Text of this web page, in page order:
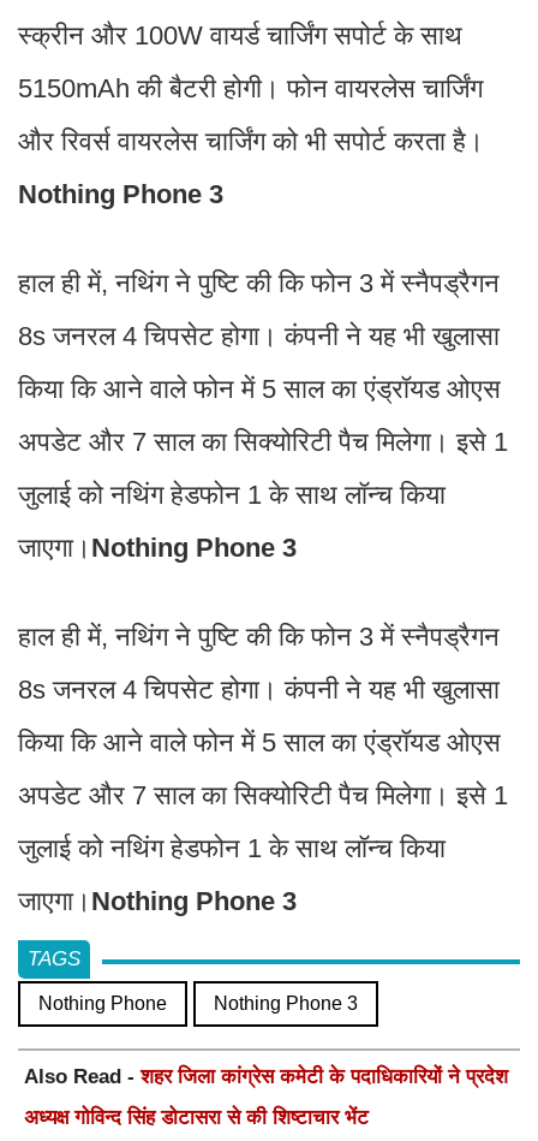
स्क्रीन और 100W वायर्ड चार्जिंग सपोर्ट के साथ
5150mAh की बैटरी होगी। फोन वायरलेस चार्जिंग
और रिवर्स वायरलेस चार्जिंग को भी सपोर्ट करता है।
Nothing Phone 3
हाल ही में, नथिंग ने पुष्टि की कि फोन 3 में स्नैपड्रैगन
8s जनरल 4 चिपसेट होगा। कंपनी ने यह भी खुलासा
किया कि आने वाले फोन में 5 साल का एंड्रॉयड ओएस
अपडेट और 7 साल का सिक्योरिटी पैच मिलेगा। इसे 1
जुलाई को नथिंग हेडफोन 1 के साथ लॉन्च किया
जाएगा। Nothing Phone 3
हाल ही में, नथिंग ने पुष्टि की कि फोन 3 में स्नैपड्रैगन
8s जनरल 4 चिपसेट होगा। कंपनी ने यह भी खुलासा
किया कि आने वाले फोन में 5 साल का एंड्रॉयड ओएस
अपडेट और 7 साल का सिक्योरिटी पैच मिलेगा। इसे 1
जुलाई को नथिंग हेडफोन 1 के साथ लॉन्च किया
जाएगा। Nothing Phone 3
TAGS
Nothing Phone Nothing Phone 3
Also Read -शहर जिला कांग्रेस कमेटी के पदाधिकारियों ने प्रदेश
अध्यक्ष गोविन्द सिंह डोटासरा से की शिष्टाचार भेंट